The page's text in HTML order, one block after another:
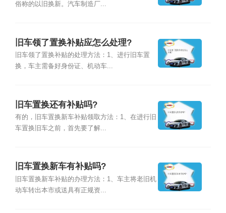
俗称的以旧换新。汽车制造厂...
旧车领了置换补贴应怎么处理?
旧车领了置换补贴的处理方法：1、进行旧车置
换，车主需备好身份证、机动车...
旧车置换还有补贴吗?
有的，旧车置换新车补贴领取方法：1、在进行旧
车置换旧车之前，首先要了解...
旧车置换新车有补贴吗?
旧车置换新车补贴的办理方法：1、车主将老旧机
动车转出本市或送具有正规资...